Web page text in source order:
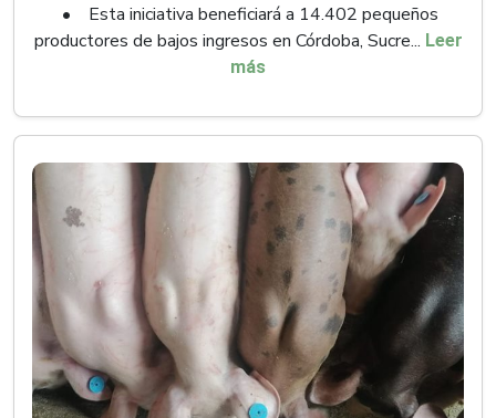
• Esta iniciativa beneficiará a 14.402 pequeños
productores de bajos ingresos en Córdoba, Sucre... Leer
más